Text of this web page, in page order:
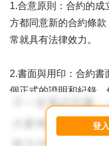
1.合意原則：合約的成
方都同意新的合約條
常就具有法律效力。
2.書面與用印：合約書
個正式的證明和紀錄
雙方已經同意合約內
約金），合約可能仍
登